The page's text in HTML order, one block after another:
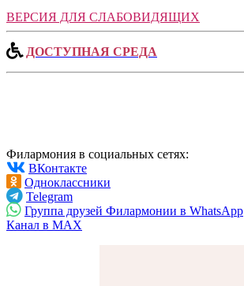
ВЕРСИЯ ДЛЯ СЛАБОВИДЯЩИХ
ДОСТУПНАЯ СРЕДА
Филармония в социальных сетях:
ВКонтакте
Одноклассники
Telegram
Группа друзей Филармонии в WhatsApp
Канал в MAX